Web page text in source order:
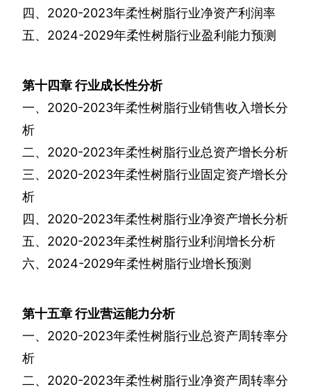
四、 2020-2023年柔性树脂行业净资产利润率
五、 2024-2029年柔性树脂行业盈利能力预测
第十四章行业成长性分析
一、 2020-2023年柔性树脂行业销售收入增长分
析
二、 2020-2023年柔性树脂行业总资产增长分析
三、 2020-2023年柔性树脂行业固定资产增长分
析
四、 2020-2023年柔性树脂行业净资产增长分析
五、 2020-2023年柔性树脂行业利润增长分析
六、 2024-2029年柔性树脂行业增长预测
第十五章行业营运能力分析
一、 2020-2023年柔性树脂行业总资产周转率分
析
二、 2020-2023年柔性树脂行业净资产周转率分